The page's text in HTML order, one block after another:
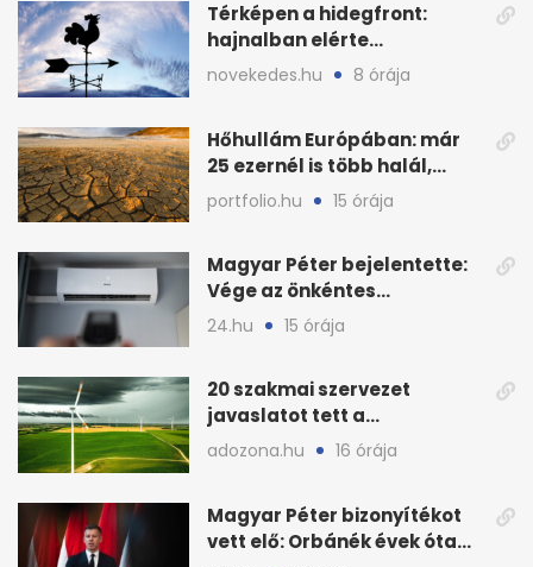
Térképen a hidegfront:
hajnalban elérte
Magyarország határát
novekedes.hu 8 órája
Hőhullám Európában: már
25 ezernél is több halál,
folytatódhat
portfolio.hu 15 órája
Magyar Péter bejelentette:
Vége az önkéntes
fogyasztáscsökkentésnek
24.hu 15 órája
20 szakmai szervezet
javaslatot tett a
fenntartható szélenergia-
adozona.hu 16 órája
Magyar Péter bizonyítékot
vett elő: Orbánék évek óta